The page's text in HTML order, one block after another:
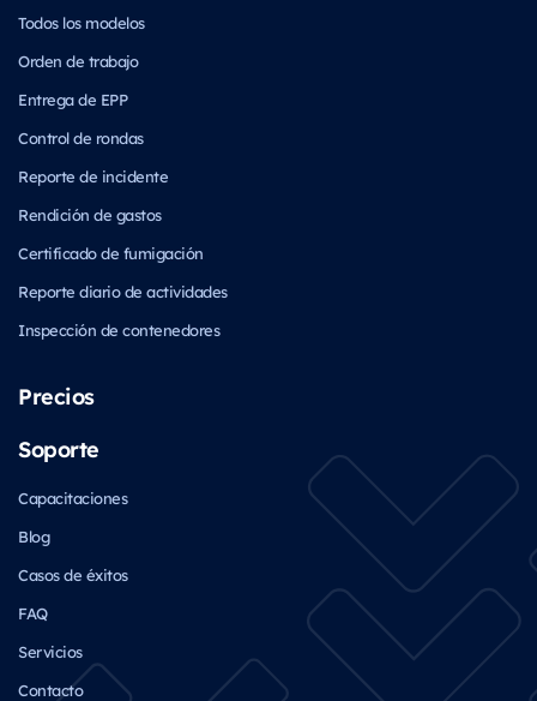
Todos los modelos
Orden de trabajo
Entrega de EPP
Control de rondas
Reporte de incidente
Rendición de gastos
Certificado de fumigación
Reporte diario de actividades
Inspección de contenedores
Precios
Soporte
Capacitaciones
Blog
Casos de éxitos
FAQ
Servicios
Contacto